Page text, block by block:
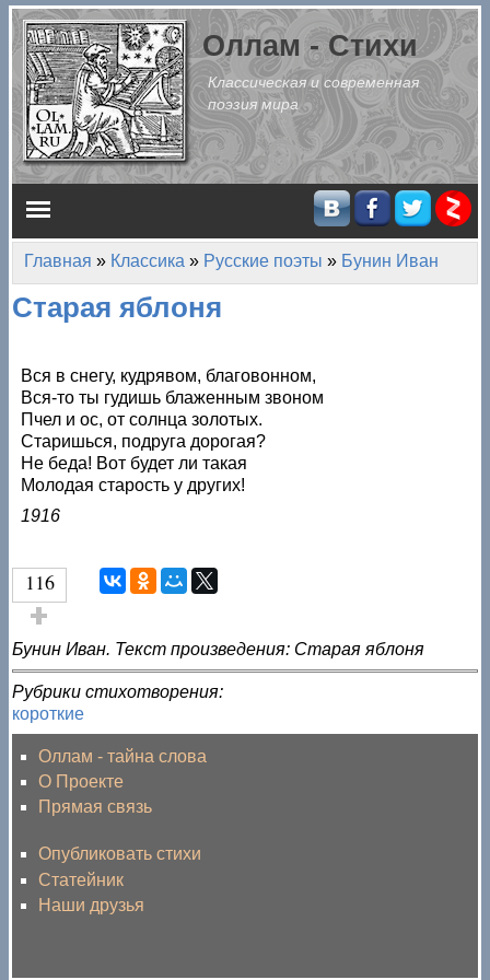
Перейти к основному содержанию
Оллам - Стихи
Классическая и современная
поэзия мира
Главное меню
Вы здесь
Главная » Классика » Русские поэты » Бунин Иван
Старая яблоня
Вся в снегу, кудрявом, благовонном,
Вся-то ты гудишь блаженным звоном
Пчел и ос, от солнца золотых.
Старишься, подруга дорогая?
Не беда! Вот будет ли такая
Молодая старость у других!
1916
116
Голос за!
Бунин Иван. Текст произведения: Старая яблоня
Рубрики стихотворения:
короткие
Оллам - тайна слова
О Проекте
Прямая связь
Опубликовать стихи
Статейник
Наши друзья